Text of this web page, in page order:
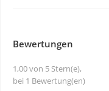
Bewertungen
1,00 von 5 Stern(e),
bei 1 Bewertung(en)